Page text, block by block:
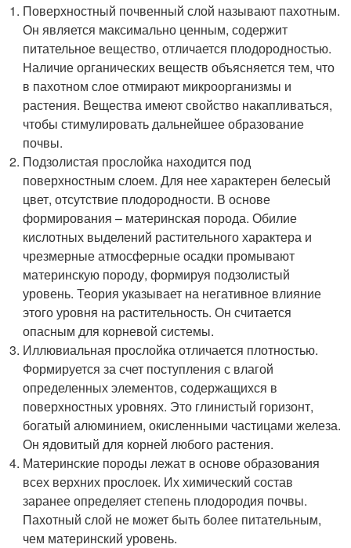
Поверхностный почвенный слой называют пахотным.
Он является максимально ценным, содержит
питательное вещество, отличается плодородностью.
Наличие органических веществ объясняется тем, что
в пахотном слое отмирают микроорганизмы и
растения. Вещества имеют свойство накапливаться,
чтобы стимулировать дальнейшее образование
почвы.
Подзолистая прослойка находится под
поверхностным слоем. Для нее характерен белесый
цвет, отсутствие плодородности. В основе
формирования – материнская порода. Обилие
кислотных выделений растительного характера и
чрезмерные атмосферные осадки промывают
материнскую породу, формируя подзолистый
уровень. Теория указывает на негативное влияние
этого уровня на растительность. Он считается
опасным для корневой системы.
Иллювиальная прослойка отличается плотностью.
Формируется за счет поступления с влагой
определенных элементов, содержащихся в
поверхностных уровнях. Это глинистый горизонт,
богатый алюминием, окисленными частицами железа.
Он ядовитый для корней любого растения.
Материнские породы лежат в основе образования
всех верхних прослоек. Их химический состав
заранее определяет степень плодородия почвы.
Пахотный слой не может быть более питательным,
чем материнский уровень.